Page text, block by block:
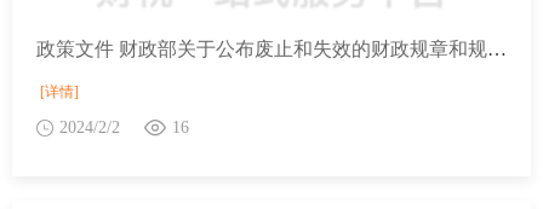
政策文件 财政部关于公布废止和失效的财政规章和规范性文件目录（第十四批）的决定
[详情]
2024/2/2 16